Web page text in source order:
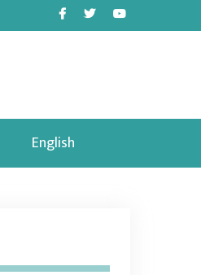
Facebook
TwitterYoutube
English